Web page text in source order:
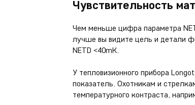
Чувствительность
Чем меньше цифра параметра
лучше вы видите цель и детали
NETD <40mK.
У тепловизионного прибора
показатель. Охотникам и
температурного контраста,